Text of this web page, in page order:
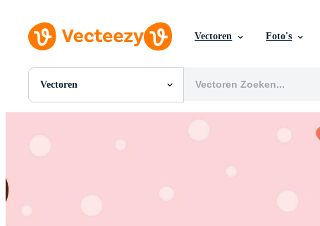
Vectoren Foto's
Vectoren
Alle Afbeeldingen